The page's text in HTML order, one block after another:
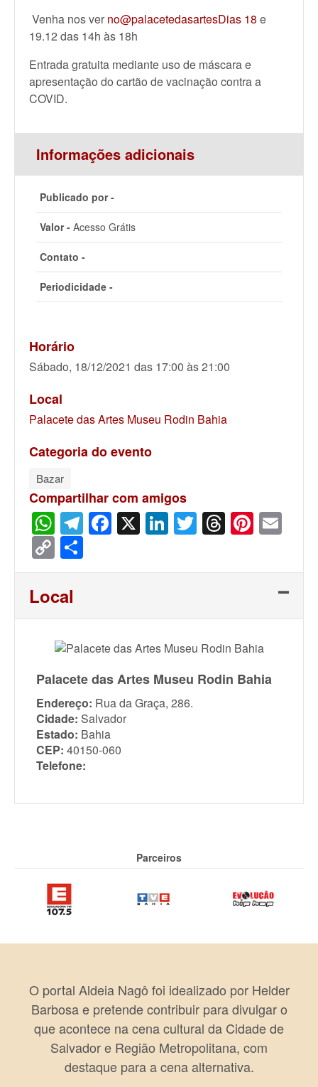
Venha nos ver no@palacetedasartesDias 18 e
19.12 das 14h às 18h
Entrada gratuita mediante uso de máscara e
apresentação do cartão de vacinação contra a
COVID.
Informações adicionais
Publicado por -
Valor - Acesso Grátis
Contato -
Periodicidade -
Horário
Sábado, 18/12/2021 das 17:00 às 21:00
Local
Palacete das Artes Museu Rodin Bahia
Categoria do evento
Bazar
Compartilhar com amigos
WhatsApp
Telegram
Facebook
X LinkedIn
Twitter
Threads
Copy
Link
Local
Palacete das Artes Museu Rodin Bahia
Endereço: Rua da Graça, 286.
Cidade: Salvador
Estado: Bahia
CEP: 40150-060
Telefone:
Parceiros
O portal Aldeia Nagô foi idealizado por Helder
Barbosa e pretende contribuir para divulgar o
que acontece na cena cultural da Cidade de
Salvador e Região Metropolitana, com
destaque para a cena alternativa.